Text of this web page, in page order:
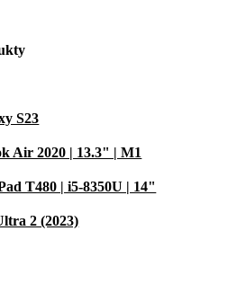
S23
Air 2020 | 13.3" | M1
T480 | i5-8350U | 14"
2 (2023)